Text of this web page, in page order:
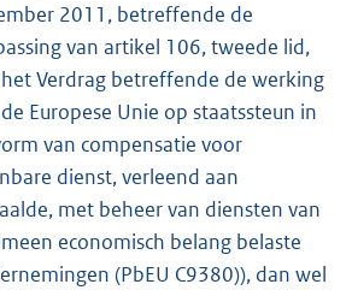
2011, betreffende de
van artikel 106, tweede lid,
Verdrag betreffende de werking
Europese Unie op staatssteun in
van compensatie voor
dienst, verleend aan
met beheer van diensten van
economisch belang belaste
(PbEU C9380)), dan wel